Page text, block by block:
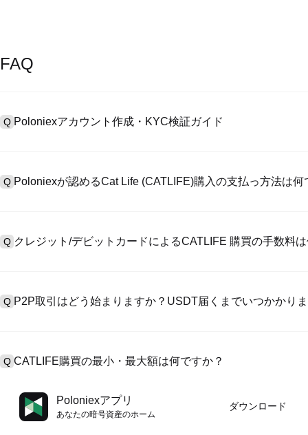
FAQ
Q Poloniexアカウント作成・KYC検証ガイド
>「安全性」へ有効ID証明をアップし、自撮りしてKYC検証を完成
Q Poloniexが認めるCat Life (CATLIFE)購入の支払っ方法は何
入金）（プロセス1～3営業日かかる）;4）$100,000超えた大額売
Q クレジット/デビットカードによるCATLIFE 購買の手数料
準現物取引手数料（0.05%まで低く）が必要です。
Q P2P取引はどう始まりますか？USDT届くまでいつかかり
第に、決済は通常15分～2時間かかります。
Q CATLIFE購買の最小・最大額は何ですか？
最小・最大制限額は支払方法とあなたの検証レベル次第です。ク
最大額は提供側次第です。大部のP2P売手はわずかの$10の最小
す。操作の前に、各ページにおける制限額説明をチェックしてくだ
Poloniexアプリ
あなたの暗号資産のホーム
ダウンロード